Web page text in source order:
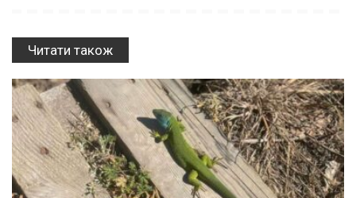
Читати також